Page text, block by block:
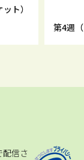
ト）
第4週
配信さ